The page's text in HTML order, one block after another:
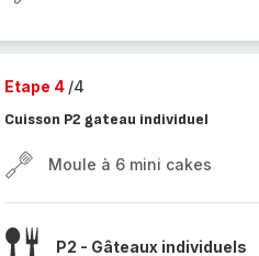
Etape 4 /4
Cuisson P2 gateau individuel
Moule à 6 mini cakes
P2 - Gâteaux individuels